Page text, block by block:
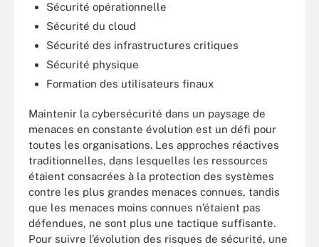
Sécurité opérationnelle
Sécurité du cloud
Sécurité des infrastructures critiques
Sécurité physique
Formation des utilisateurs finaux
Maintenir la cybersécurité dans un paysage de
menaces en constante évolution est un défi pour
toutes les organisations. Les approches réactives
traditionnelles, dans lesquelles les ressources
étaient consacrées à la protection des systèmes
contre les plus grandes menaces connues, tandis
que les menaces moins connues n’étaient pas
défendues, ne sont plus une tactique suffisante.
Pour suivre l’évolution des risques de sécurité, une